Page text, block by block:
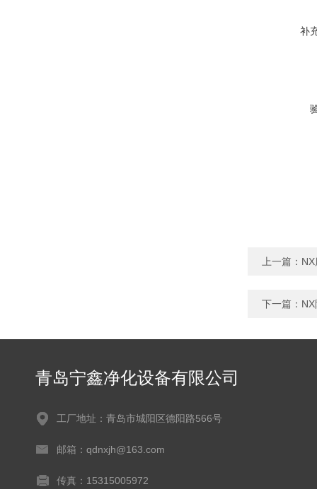
补
上一篇：
下一篇：
青岛宁鑫净化设备有限公司
工厂地址：青岛市城阳区德阳路566号
邮箱：qdnxjh@163.com
传真：15315005972